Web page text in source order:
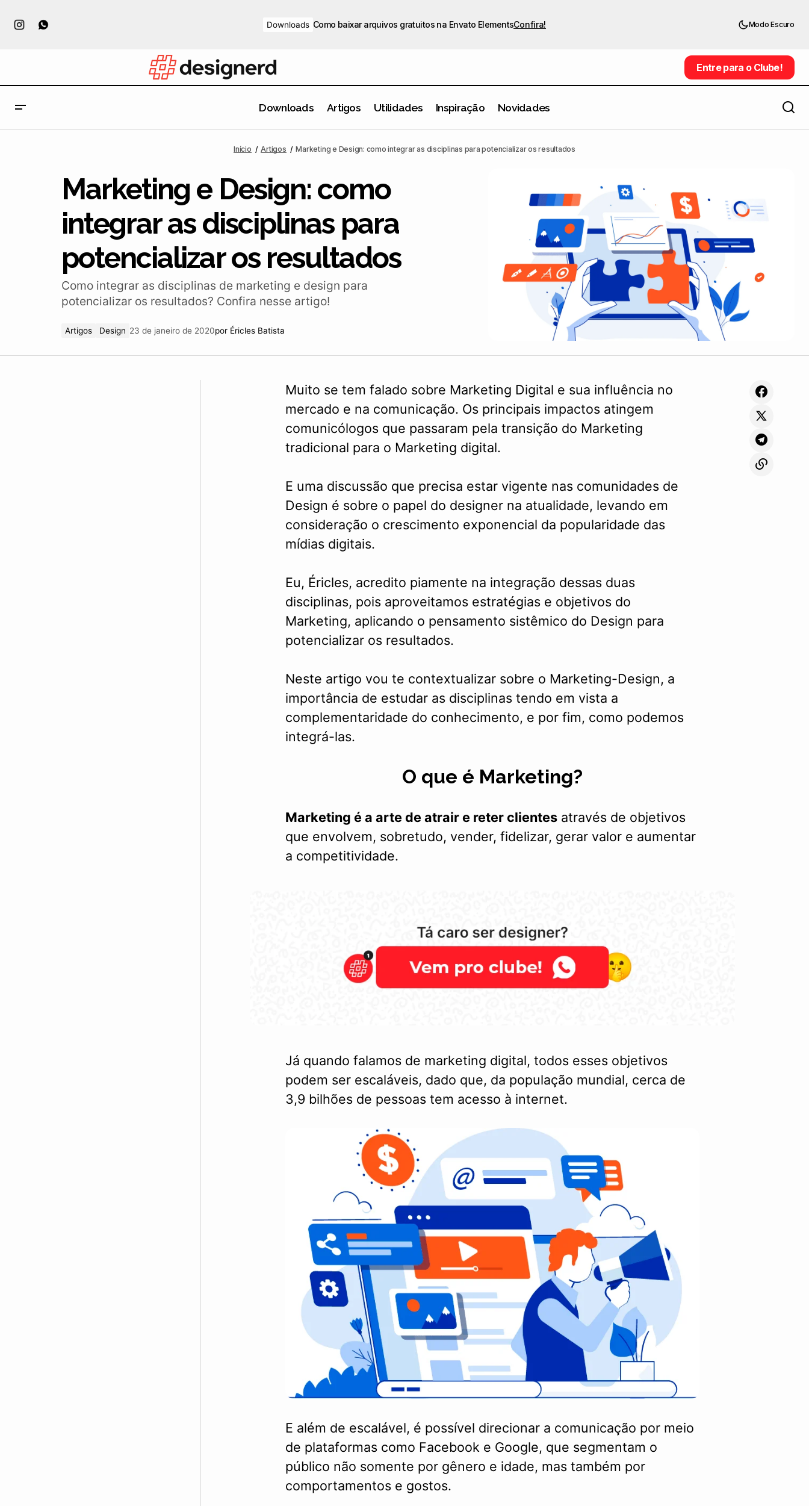
Downloads Como baixar arquivos gratuitos na Envato ElementsConfira! Modo Escuro
Entre para o Clube!
Entre para o Clube!
Downloads Artigos Utilidades Inspiração Novidades
Design Marketing e Design: como integrar as disciplinas para potencializar os resultados
Início Artigos Marketing e Design: como integrar as disciplinas para potencializar os resultados
Marketing e Design: como
integrar as disciplinas para
potencializar os resultados
Como integrar as disciplinas de marketing e design para
potencializar os resultados? Confira nesse artigo!
Artigos Design 23 de janeiro de 2020por Éricles Batista
Muito se tem falado sobre Marketing Digital e sua influência no
mercado e na comunicação. Os principais impactos atingem
comunicólogos que passaram pela transição do Marketing
tradicional para o Marketing digital.
E uma discussão que precisa estar vigente nas comunidades de
Design é sobre o papel do designer na atualidade, levando em
consideração o crescimento exponencial da popularidade das
mídias digitais.
Eu, Éricles, acredito piamente na integração dessas duas
disciplinas, pois aproveitamos estratégias e objetivos do
Marketing, aplicando o pensamento sistêmico do Design para
potencializar os resultados.
Neste artigo vou te contextualizar sobre o Marketing-Design, a
importância de estudar as disciplinas tendo em vista a
complementaridade do conhecimento, e por fim, como podemos
integrá-las.
O que é Marketing?
Marketing é a arte de atrair e reter clientes através de objetivos
que envolvem, sobretudo, vender, fidelizar, gerar valor e aumentar
a competitividade.
Já quando falamos de marketing digital, todos esses objetivos
podem ser escaláveis, dado que, da população mundial, cerca de
3,9 bilhões de pessoas tem acesso à internet.
E além de escalável, é possível direcionar a comunicação por meio
de plataformas como Facebook e Google, que segmentam o
público não somente por gênero e idade, mas também por
comportamentos e gostos.